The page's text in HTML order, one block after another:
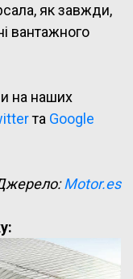
як завжди,
вантажного
на наших
та Google
Motor.es